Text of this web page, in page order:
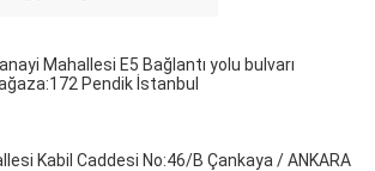
Mahallesi E5 Bağlantı yolu bulvarı
Pendik İstanbul
Kabil Caddesi No:46/B Çankaya / ANKARA